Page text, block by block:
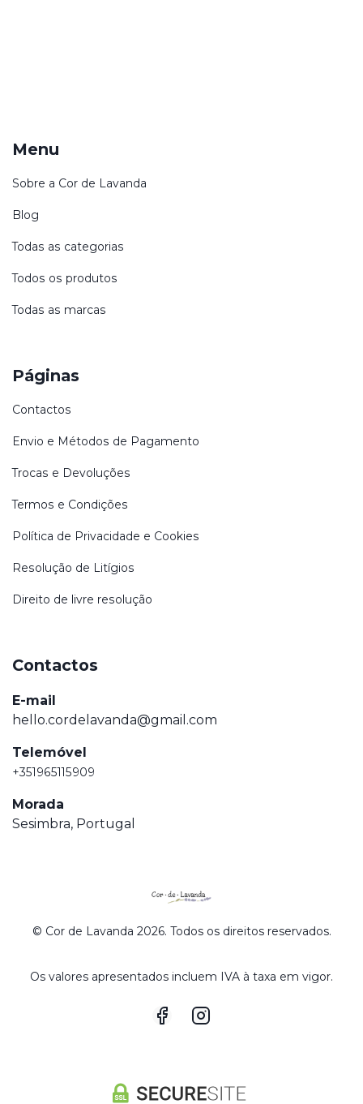
© Cor de Lavanda 2026. Todos os direitos reservados.
Os valores apresentados incluem IVA à taxa em vigor.
Menu
Sobre a Cor de Lavanda
Blog
Todas as categorias
Todos os produtos
Todas as marcas
Páginas
Contactos
Envio e Métodos de Pagamento
Trocas e Devoluções
Termos e Condições
Política de Privacidade e Cookies
Resolução de Litígios
Direito de livre resolução
Contactos
E-mail
hello.cordelavanda@gmail.com
Telemóvel
+351965115909
Morada
Sesimbra, Portugal